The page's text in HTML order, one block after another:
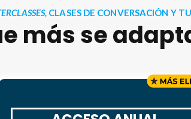
CLASES DE CONVERSACIÓN Y
más se